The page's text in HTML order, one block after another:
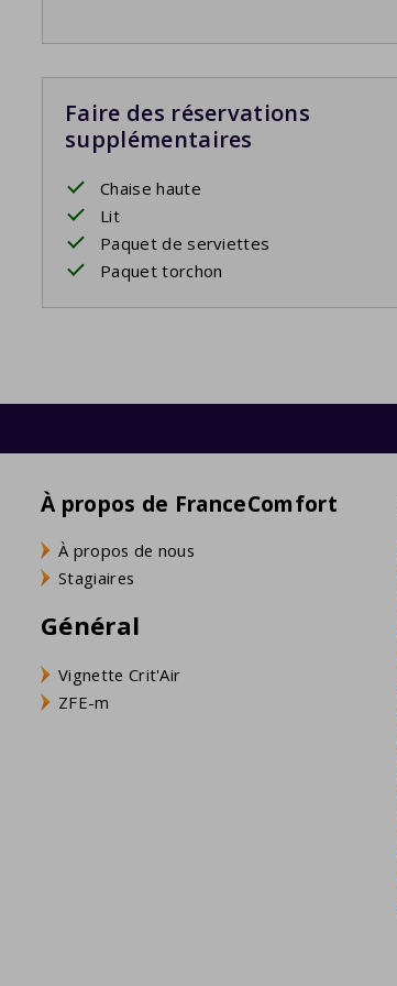
Faire des réservations
supplémentaires
Chaise haute
Lit
Paquet de serviettes
Paquet torchon
À propos de FranceComfort
À propos de nous
Stagiaires
Général
Vignette Crit'Air
ZFE-m